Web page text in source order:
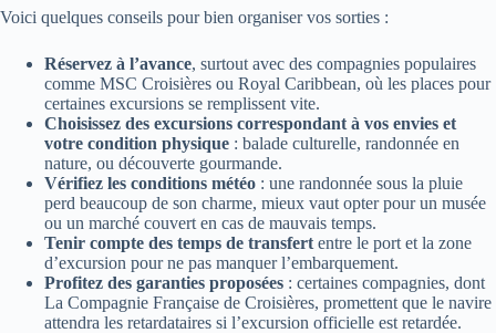
Voici quelques conseils pour bien organiser vos sorties :
Réservez à l’avance, surtout avec des compagnies populaires
comme MSC Croisières ou Royal Caribbean, où les places pour
certaines excursions se remplissent vite.
Choisissez des excursions correspondant à vos envies et
votre condition physique : balade culturelle, randonnée en
nature, ou découverte gourmande.
Vérifiez les conditions météo : une randonnée sous la pluie
perd beaucoup de son charme, mieux vaut opter pour un musée
ou un marché couvert en cas de mauvais temps.
Tenir compte des temps de transfert entre le port et la zone
d’excursion pour ne pas manquer l’embarquement.
Profitez des garanties proposées : certaines compagnies, dont
La Compagnie Française de Croisières, promettent que le navire
attendra les retardataires si l’excursion officielle est retardée.